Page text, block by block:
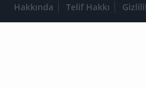
Hakkında Telif Hakkı